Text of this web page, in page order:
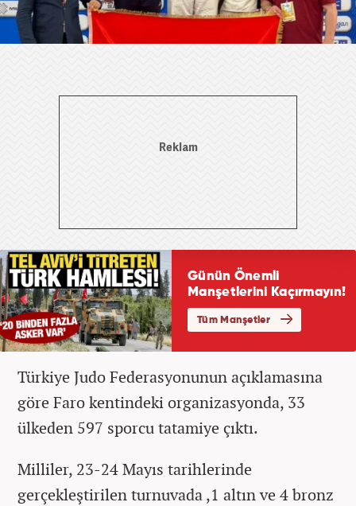
Türkiye Judo Federasyonunun açıklamasına
göre Faro kentindeki organizasyonda, 33
ülkeden 597 sporcu tatamiye çıktı.
Milliler, 23-24 Mayıs tarihlerinde
gerçekleştirilen turnuvada ,1 altın ve 4 bronz